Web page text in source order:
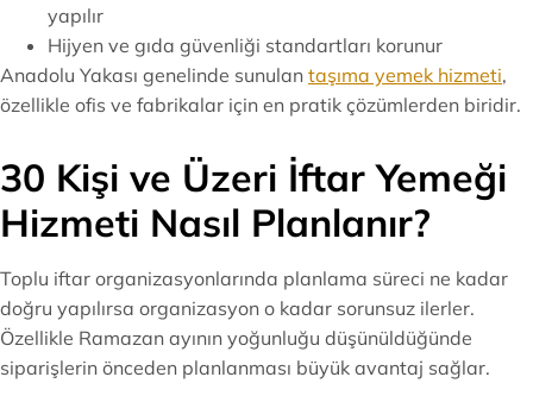
yapılır
Hijyen ve gıda güvenliği standartları korunur
Anadolu Yakası genelinde sunulan taşıma yemek hizmeti,
özellikle ofis ve fabrikalar için en pratik çözümlerden biridir.
30 Kişi ve Üzeri İftar Yemeği
Hizmeti Nasıl Planlanır?
Toplu iftar organizasyonlarında planlama süreci ne kadar
doğru yapılırsa organizasyon o kadar sorunsuz ilerler.
Özellikle Ramazan ayının yoğunluğu düşünüldüğünde
siparişlerin önceden planlanması büyük avantaj sağlar.